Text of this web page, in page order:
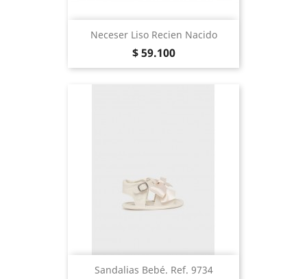
Neceser Liso Recien Nacido
Precio
$ 59.100
Sandalias Bebé. Ref. 9734